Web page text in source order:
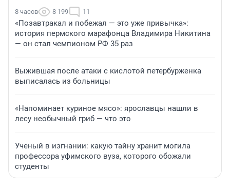
8 часов 8 199 11
«Позавтракал и побежал — это уже привычка»:
история пермского марафонца Владимира Никитина
— он стал чемпионом РФ 35 раз
Выжившая после атаки с кислотой петербурженка
выписалась из больницы
«Напоминает куриное мясо»: ярославцы нашли в
лесу необычный гриб — что это
Ученый в изгнании: какую тайну хранит могила
профессора уфимского вуза, которого обожали
студенты